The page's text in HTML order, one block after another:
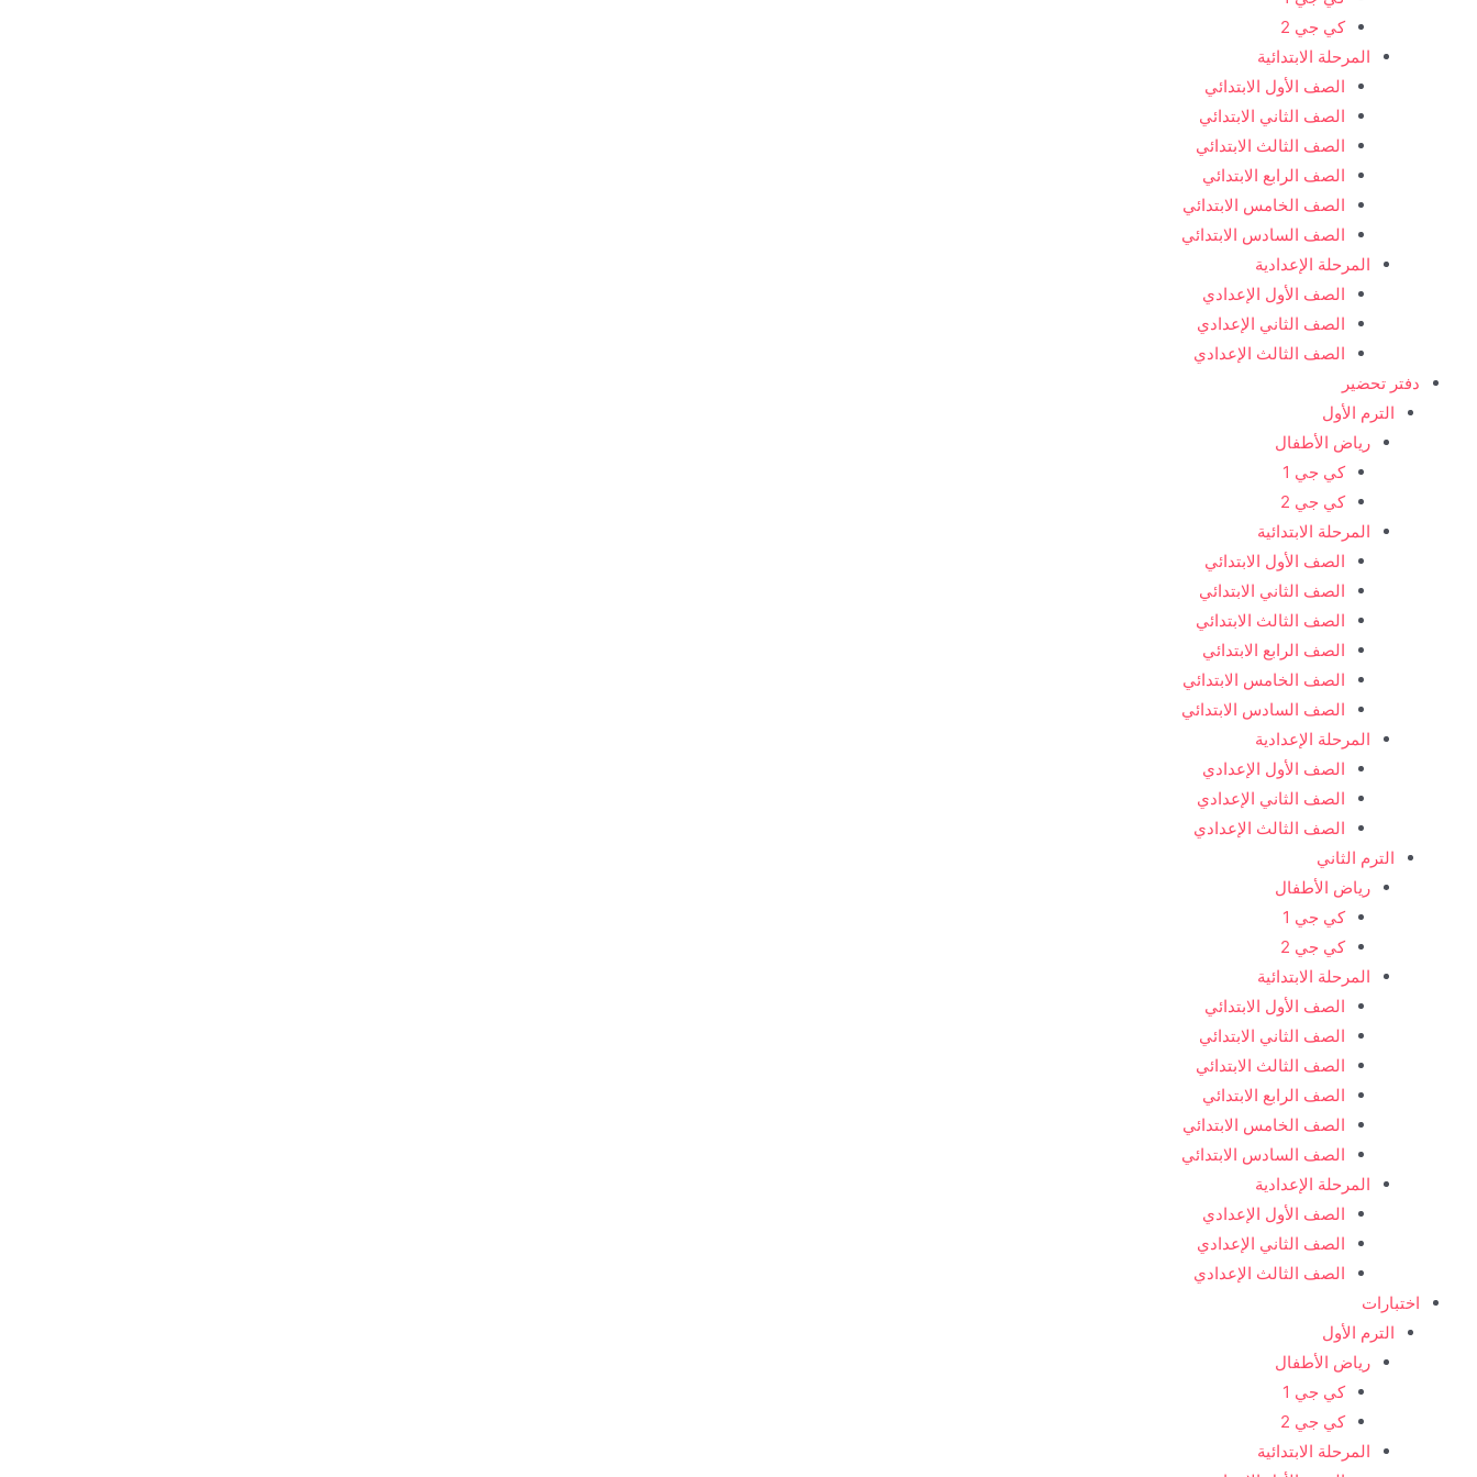
كي جي 2
المرحلة الابتدائية
الصف الأول الابتدائي
الصف الثاني الابتدائي
الصف الثالث الابتدائي
الصف الرابع الابتدائي
الصف الخامس الابتدائي
الصف السادس الابتدائي
المرحلة الإعدادية
الصف الأول الإعدادي
الصف الثاني الإعدادي
الصف الثالث الإعدادي
دفتر تحضير
الترم الأول
رياض الأطفال
كي جي 1
كي جي 2
المرحلة الابتدائية
الصف الأول الابتدائي
الصف الثاني الابتدائي
الصف الثالث الابتدائي
الصف الرابع الابتدائي
الصف الخامس الابتدائي
الصف السادس الابتدائي
المرحلة الإعدادية
الصف الأول الإعدادي
الصف الثاني الإعدادي
الصف الثالث الإعدادي
الترم الثاني
رياض الأطفال
كي جي 1
كي جي 2
المرحلة الابتدائية
الصف الأول الابتدائي
الصف الثاني الابتدائي
الصف الثالث الابتدائي
الصف الرابع الابتدائي
الصف الخامس الابتدائي
الصف السادس الابتدائي
المرحلة الإعدادية
الصف الأول الإعدادي
الصف الثاني الإعدادي
الصف الثالث الإعدادي
اختبارات
الترم الأول
رياض الأطفال
كي جي 1
كي جي 2
المرحلة الابتدائية